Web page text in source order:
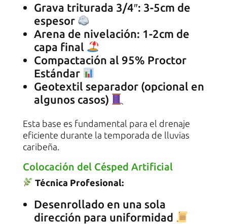
Grava triturada 3/4″: 3-5cm de
espesor
Arena de nivelación: 1-2cm de
capa final
Compactación al 95% Proctor
Estándar
Geotextil separador (opcional en
algunos casos)
Esta base es fundamental para el drenaje
eficiente durante la temporada de lluvias
caribeña.
Colocación del Césped Artificial
Técnica Profesional:
Desenrollado en una sola
dirección para uniformidad